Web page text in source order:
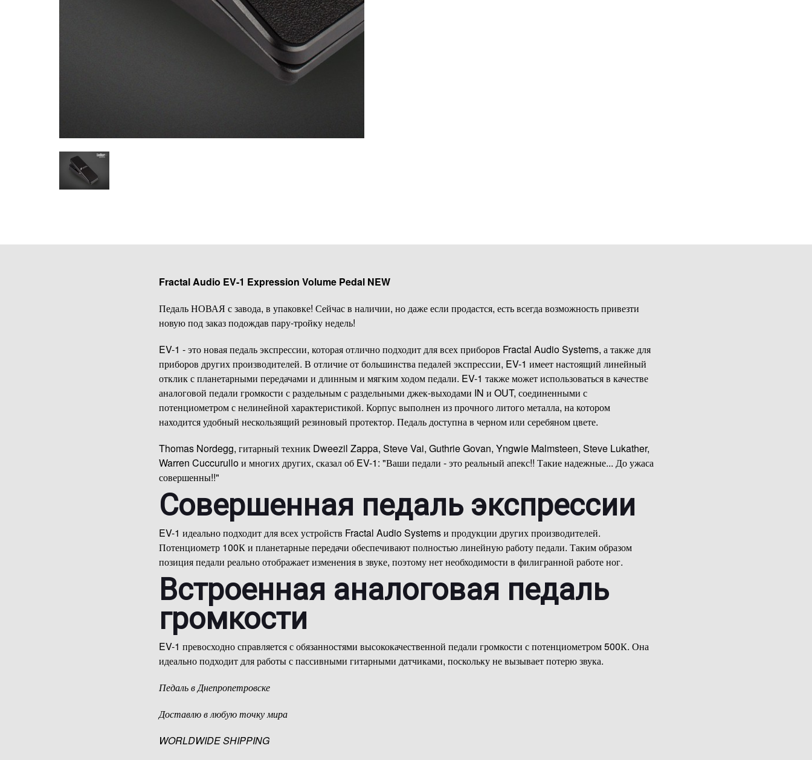
Fractal Audio EV-1 Expression Volume Pedal NEW
Педаль НОВАЯ с завода, в упаковке! Сейчас в наличии, но даже если продастся, есть всегда возможность привезти
новую под заказ подождав пару-тройку недель!
EV-1 - это новая педаль экспрессии, которая отлично подходит для всех приборов Fractal Audio Systems, а также для
приборов других производителей. В отличие от большинства педалей экспрессии, EV-1 имеет настоящий линейный
отклик с планетарными передачами и длинным и мягким ходом педали. EV-1 также может использоваться в качестве
аналоговой педали громкости с раздельным с раздельными джек-выходами IN и OUT, соединенными с
потенциометром с нелинейной характеристикой. Корпус выполнен из прочного литого металла, на котором
находится удобный нескользящий резиновый протектор. Педаль доступна в черном или серебяном цвете.
Thomas Nordegg, гитарный техник Dweezil Zappa, Steve Vai, Guthrie Govan, Yngwie Malmsteen, Steve Lukather,
Warren Cuccurullo и многих других, сказал об EV-1: "Ваши педали - это реальный апекс!! Такие надежные... До ужаса
совершенны!!"
Совершенная педаль экспрессии
EV-1 идеально подходит для всех устройств Fractal Audio Systems и продукции других производителей.
Потенциометр 100К и планетарные передачи обеспечивают полностью линейную работу педали. Таким образом
позиция педали реально отображает изменения в звуке, поэтому нет необходимости в филигранной работе ног.
Встроенная аналоговая педаль
громкости
EV-1 превосходно справляется с обязанностями высококачественной педали громкости с потенциометром 500К. Она
идеально подходит для работы с пассивными гитарными датчиками, поскольку не вызывает потерю звука.
Педаль в Днепропетровске
Доставлю в любую точку мира
WORLDWIDE SHIPPING